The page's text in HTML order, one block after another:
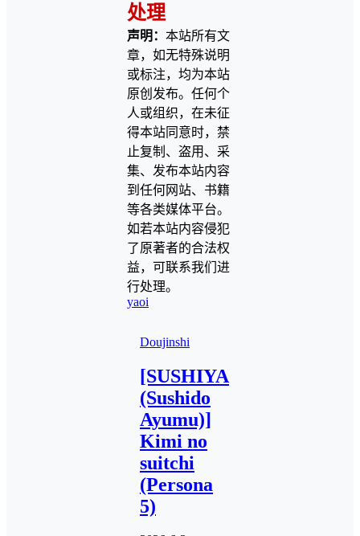
处理
声明： 本站所有文
章，如无特殊说明
或标注，均为本站
原创发布。任何个
人或组织，在未征
得本站同意时，禁
止复制、盗用、采
集、发布本站内容
到任何网站、书籍
等各类媒体平台。
如若本站内容侵犯
了原著者的合法权
益，可联系我们进
行处理。
yaoi
Doujinshi
[SUSHIYA
(Sushido
Ayumu)]
Kimi no
suitchi
(Persona
5)